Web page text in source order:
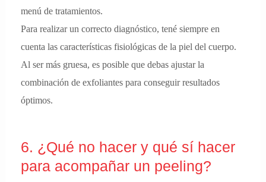
menú de tratamientos.
Para realizar un correcto diagnóstico, tené siempre en
cuenta las características fisiológicas de la piel del cuerpo.
Al ser más gruesa, es posible que debas ajustar la
combinación de exfoliantes para conseguir resultados
óptimos.
6. ¿Qué no hacer y qué sí hacer
para acompañar un peeling?